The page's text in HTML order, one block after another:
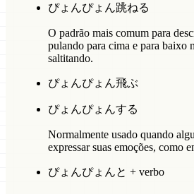
ぴょんぴょん跳ねる
O padrão mais comum para
pulando para cima e para baixo
saltitando.
ぴょんぴょん飛ぶ
ぴょんぴょんする
Normalmente usado quando
expressar suas emoções, como
ぴょんぴょんと + verbo